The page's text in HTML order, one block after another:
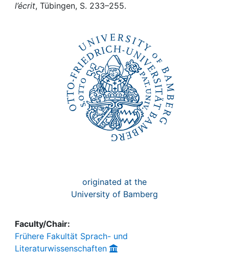
Help
l’écrit, Tübingen, S. 233–255.
originated at the
University of Bamberg
Faculty/Chair:
Frühere Fakultät Sprach- und
Literaturwissenschaften